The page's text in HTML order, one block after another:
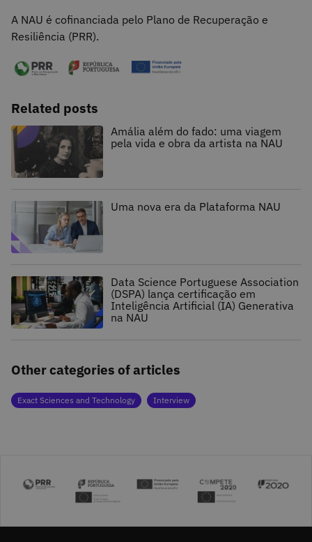
A NAU é cofinanciada pelo Plano de Recuperação e
Resiliência (PRR).
Related posts
Amália além do fado: uma viagem
pela vida e obra da artista na NAU
Uma nova era da Plataforma NAU
Data Science Portuguese Association
(DSPA) lança certificação em
Inteligência Artificial (IA) Generativa
na NAU
Other categories of articles
Exact Sciences and Technology Interview